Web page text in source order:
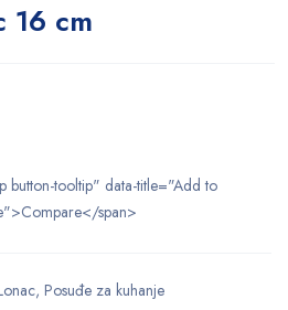
16 cm
button-tooltip" data-title="Add to
span>
, Posuđe za kuhanje